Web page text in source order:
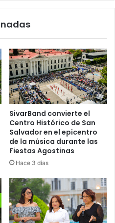
SivarBand convierte el
Centro Histórico de San
Salvador en el epicentro
de la música durante las
Fiestas Agostinas
Hace 3 días